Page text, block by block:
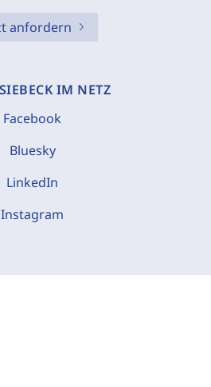
anfordern
IM NETZ
Facebook
Bluesky
LinkedIn
Instagram